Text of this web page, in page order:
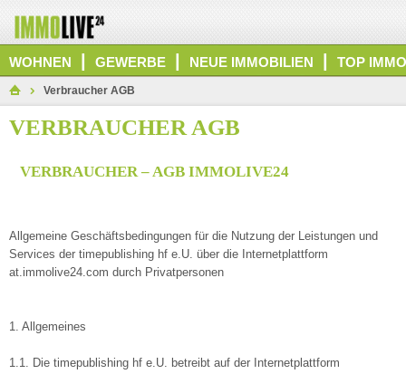
WOHNEN GEWERBE NEUE IMMOBILIEN TOP
Verbraucher AGB
VERBRAUCHER AGB
VERBRAUCHER – AGB IMMOLIVE24
Allgemeine Geschäftsbedingungen für die Nutzung der Leistungen und
Services der timepublishing hf e.U. über die Internetplattform
at.immolive24.com durch Privatpersonen
1. Allgemeines
1.1. Die timepublishing hf e.U. betreibt auf der Internetplattform